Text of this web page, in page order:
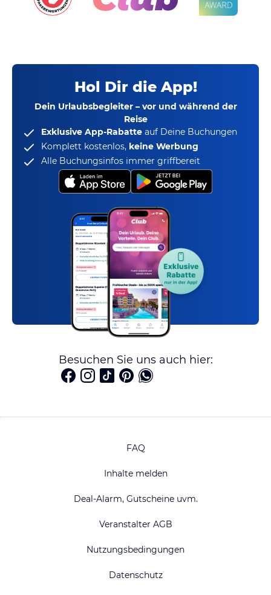
Hol Dir die App!
Dein Urlaubsbegleiter – vor und während der
Reise
Exklusive App-Rabatte auf Deine Buchungen
Komplett kostenlos, keine Werbung
Alle Buchungsinfos immer griffbereit
Besuchen Sie uns auch hier:
FAQ
Inhalte melden
Deal-Alarm, Gutscheine uvm.
Veranstalter AGB
Nutzungsbedingungen
Datenschutz